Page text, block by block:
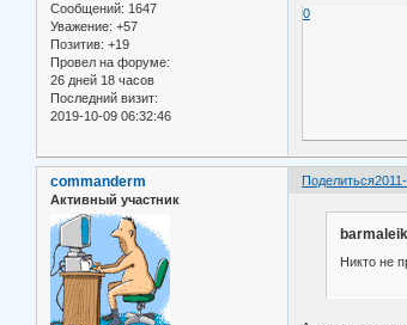
Сообщений: 1647
Уважение: +57
Позитив: +19
Провел на форуме:
26 дней 18 часов
Последний визит:
2019-10-09 06:32:46
0
Поделиться
commanderm
Активный участник
Никто не